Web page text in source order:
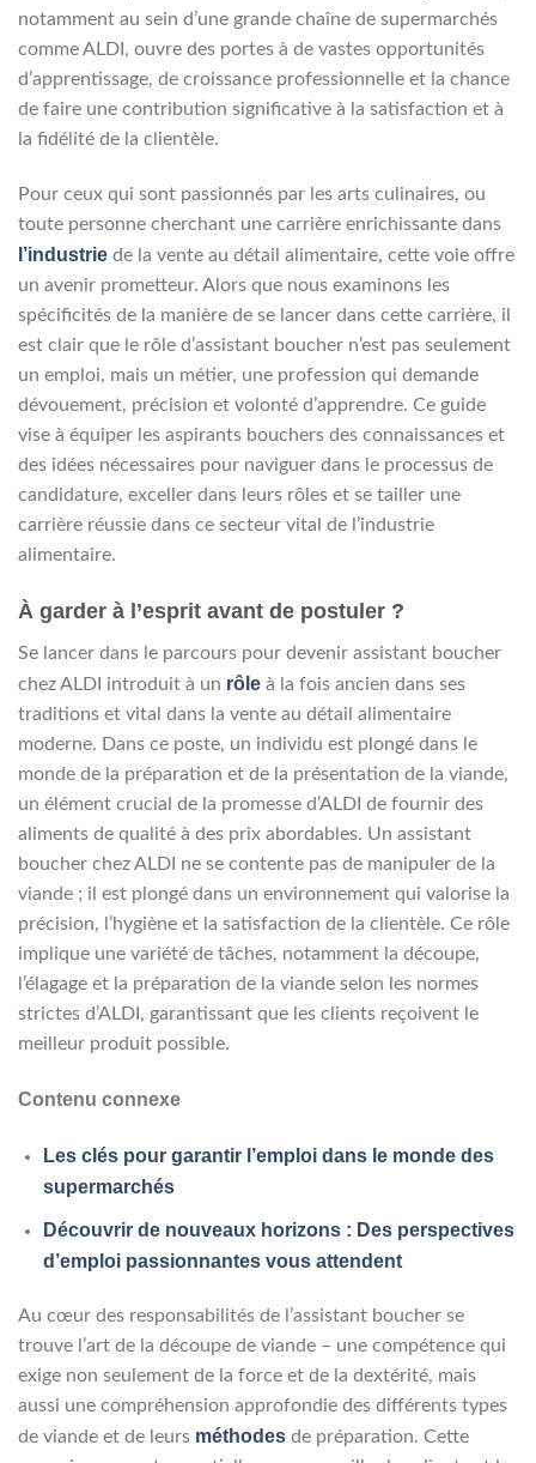
notamment au sein d’une grande chaîne de supermarchés
comme ALDI, ouvre des portes à de vastes opportunités
d’apprentissage, de croissance professionnelle et la chance
de faire une contribution significative à la satisfaction et à
la fidélité de la clientèle.
Pour ceux qui sont passionnés par les arts culinaires, ou
toute personne cherchant une carrière enrichissante dans
l’industrie de la vente au détail alimentaire, cette voie offre
un avenir prometteur. Alors que nous examinons les
spécificités de la manière de se lancer dans cette carrière, il
est clair que le rôle d’assistant boucher n’est pas seulement
un emploi, mais un métier, une profession qui demande
dévouement, précision et volonté d’apprendre. Ce guide
vise à équiper les aspirants bouchers des connaissances et
des idées nécessaires pour naviguer dans le processus de
candidature, exceller dans leurs rôles et se tailler une
carrière réussie dans ce secteur vital de l’industrie
alimentaire.
À garder à l’esprit avant de postuler ?
Se lancer dans le parcours pour devenir assistant boucher
chez ALDI introduit à un rôle à la fois ancien dans ses
traditions et vital dans la vente au détail alimentaire
moderne. Dans ce poste, un individu est plongé dans le
monde de la préparation et de la présentation de la viande,
un élément crucial de la promesse d’ALDI de fournir des
aliments de qualité à des prix abordables. Un assistant
boucher chez ALDI ne se contente pas de manipuler de la
viande ; il est plongé dans un environnement qui valorise la
précision, l’hygiène et la satisfaction de la clientèle. Ce rôle
implique une variété de tâches, notamment la découpe,
l’élagage et la préparation de la viande selon les normes
strictes d’ALDI, garantissant que les clients reçoivent le
meilleur produit possible.
Contenu connexe
Les clés pour garantir l’emploi dans le monde des
supermarchés
Découvrir de nouveaux horizons : Des perspectives
d’emploi passionnantes vous attendent
Au cœur des responsabilités de l’assistant boucher se
trouve l’art de la découpe de viande – une compétence qui
exige non seulement de la force et de la dextérité, mais
aussi une compréhension approfondie des différents types
de viande et de leurs méthodes de préparation. Cette